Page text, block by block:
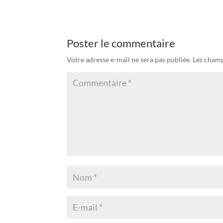
Poster le commentaire
Votre adresse e-mail ne sera pas publiée. Les